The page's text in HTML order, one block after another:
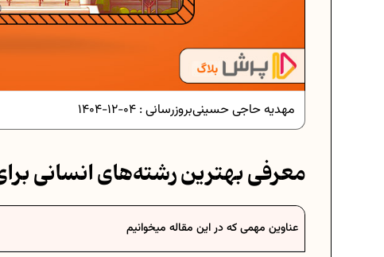
فرمول حجم اشکال هندسی در ریاضیات
برنامه‌ ریزی درسی هفتم
بروزرسانی : 04-12-1404 مهدیه حاجی حسینی
معرفی بهترین رشته‌های انسانی
عناوین مهمی که در این مقاله میخوانیم